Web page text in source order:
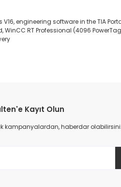
V16, engineering software in the TIA
WinCC RT Professional (4096
Kayıt Olun
kampanyalardan, haberdar